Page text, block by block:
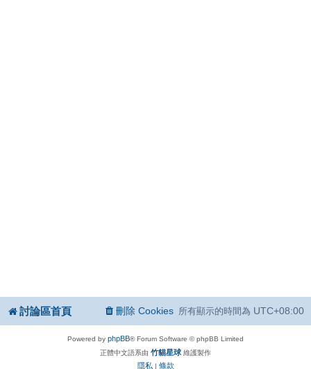
討論區首頁 所有顯示的時間為 UTC+08:00
刪除 Cookies
Powered by phpBB® Forum Software © phpBB Limited
正體中文語系由 竹貓星球 維護製作
隱私 | 條款